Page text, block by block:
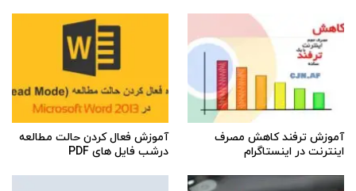
آموزش ترفند کاهش مصرف
اینترنت در اینستاگرام
آموزش فعال کردن حالت مطالعه
درشب فایل های PDF